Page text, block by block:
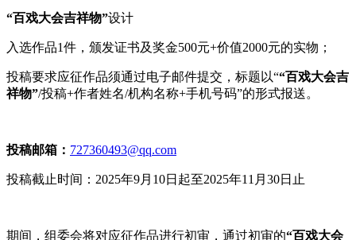
“百戏大会吉祥物”设计
入选作品1件，颁发证书及奖金500元+价值2000元的实物；
投稿要求应征作品须通过电子邮件提交，标题以““百戏大会吉
祥物”/投稿+作者姓名/机构名称+手机号码”的形式报送。
投稿邮箱： 727360493@qq.com
投稿截止时间：2025年9月10日起至2025年11月30日止
期间，组委会将对应征作品进行初审，通过初审的“百戏大会